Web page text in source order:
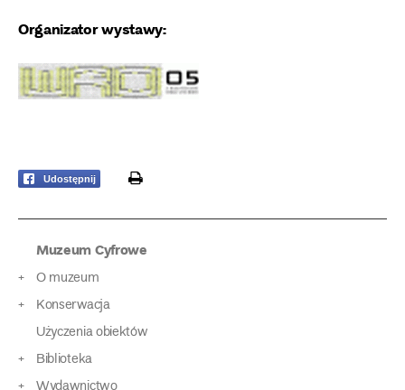
Organizator wystawy:
Udostępnij print
Muzeum Cyfrowe
O muzeum
Konserwacja
Użyczenia obiektów
Biblioteka